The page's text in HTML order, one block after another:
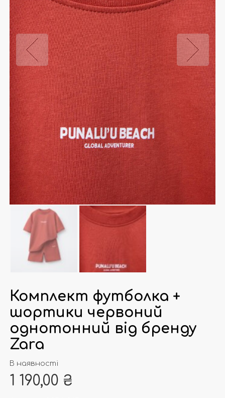
Комплект футболка +
шортики червоний
однотонний від бренду
Zara
В наявності
1 190,00 ₴